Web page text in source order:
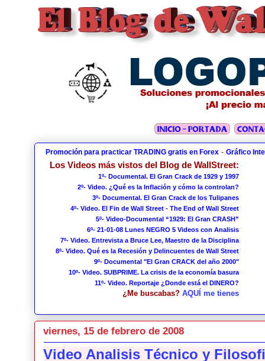
Promoción para practicar TRADING gratis en Forex - Gráfico
Los Videos más vistos del Blog de WallStreet:
1º- Documental. El Gran Crack de 1929 y 1997
2º- Video. ¿Qué es la Inflación y cómo la controlan?
3º- Documental. El Gran Crack de los Tulipanes
4º- Video. El Fin de Wall Street - The End of Wall Street
5º- Video-Documental “1929: El Gran CRASH”
6º- 21-01-08 Lunes NEGRO 5 Videos con Analisis
7º- Video. Entrevista a Bruce Lee, Maestro de la Disciplina
8º- Video. Qué es la Recesión y Delincuentes de Wall Street
9º- Documental "El Gran CRACK del año 2000"
10º- Video. SUBPRIME. La crisis de la economía basura
11º- Video. Reportaje ¿Donde está el DINERO?
¿Me buscabas?AQUÍ me tienes
viernes, 15 de febrero de 2008
Video Analisis Técnico y